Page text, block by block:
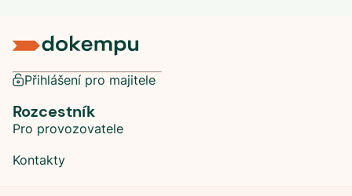
Přihlášení pro majitele
Rozcestník
Pro provozovatele
Kontakty